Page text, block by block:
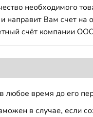
необходимого
Вам счет на
счёт компании
любое время до его
в случае, если